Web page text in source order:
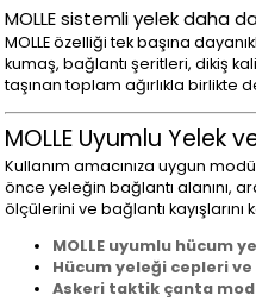
MOLLE sistemli yelek daha
MOLLE özelliği tek başına
kumaş, bağlantı şeritleri, dikiş
taşınan toplam ağırlıkla birlikte
MOLLE Uyumlu Yelek
Kullanım amacınıza uygun
önce yeleğin bağlantı alanını,
ölçülerini ve bağlantı kayışlarını
MOLLE uyumlu hücum
Hücum yeleği cepleri
Askeri taktik çanta